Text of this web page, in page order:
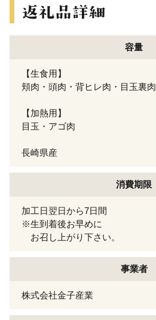
容量
【生食用】
頬肉・頭肉・背ヒレ肉・目玉裏肉
【加熱用】
目玉・アゴ肉
長崎県産
消費期限
加工日翌日から7日間
※生到着後お早めに
お召し上がり下さい。
事業者
株式会社金子産業